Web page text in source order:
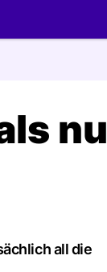
all die